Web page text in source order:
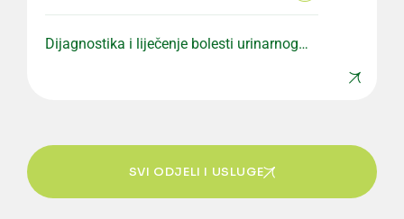
Dijagnostika i liječenje bolesti urinarnog
SVI ODJELI I USLUGE